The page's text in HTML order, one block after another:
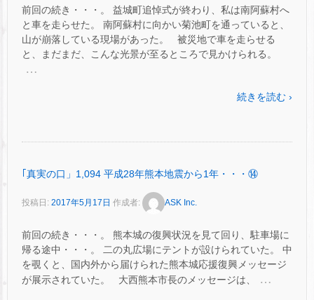
前回の続き・・・。 益城町追悼式が終わり、私は南阿蘇村へ
と車を走らせた。 南阿蘇村に向かい菊池町を通っていると、
山が崩落している現場があった。 被災地で車を走らせる
と、まだまだ、こんな光景が至るところで見かけられる。
…
続きを読む ›
｢真実の口」1,094 平成28年熊本地震から1年・・・⑭
投稿日: 2017年5月17日 作成者: ASK Inc.
前回の続き・・・。 熊本城の復興状況を見て回り、駐車場に
帰る途中・・・。 二の丸広場にテントが設けられていた。 中
を覗くと、国内外から届けられた熊本城応援復興メッセージ
が展示されていた。 大西熊本市長のメッセージは、
…